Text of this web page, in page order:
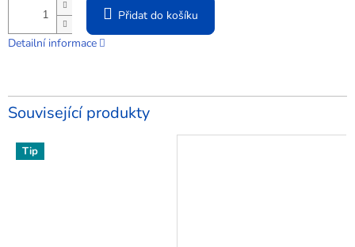
Přidat do košíku
Detailní informace
Související produkty
Tip